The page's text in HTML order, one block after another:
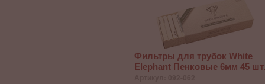
Фильтры для трубок White
Elephant Пенковые 6мм 45 шт.